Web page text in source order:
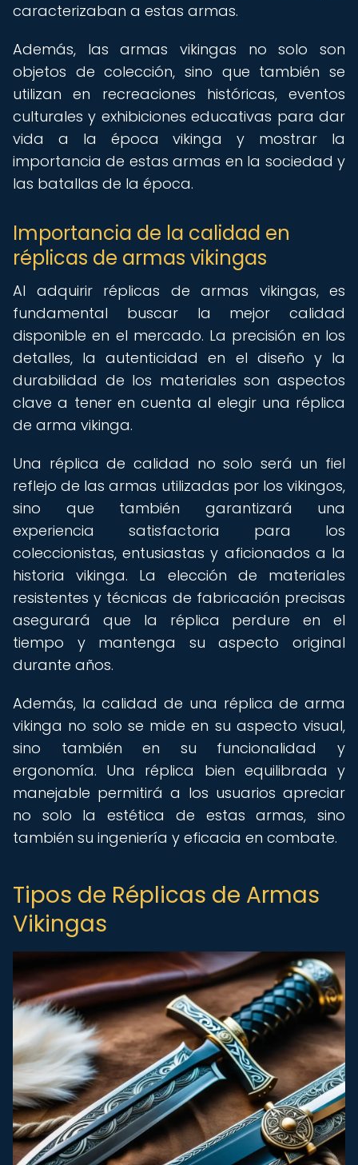
caracterizaban a estas armas.
Además, las armas vikingas no solo son
objetos de colección, sino que también se
utilizan en recreaciones históricas, eventos
culturales y exhibiciones educativas para dar
vida a la época vikinga y mostrar la
importancia de estas armas en la sociedad y
las batallas de la época.
Importancia de la calidad en
réplicas de armas vikingas
Al adquirir réplicas de armas vikingas, es
fundamental buscar la mejor calidad
disponible en el mercado. La precisión en los
detalles, la autenticidad en el diseño y la
durabilidad de los materiales son aspectos
clave a tener en cuenta al elegir una réplica
de arma vikinga.
Una réplica de calidad no solo será un fiel
reflejo de las armas utilizadas por los vikingos,
sino que también garantizará una
experiencia satisfactoria para los
coleccionistas, entusiastas y aficionados a la
historia vikinga. La elección de materiales
resistentes y técnicas de fabricación precisas
asegurará que la réplica perdure en el
tiempo y mantenga su aspecto original
durante años.
Además, la calidad de una réplica de arma
vikinga no solo se mide en su aspecto visual,
sino también en su funcionalidad y
ergonomía. Una réplica bien equilibrada y
manejable permitirá a los usuarios apreciar
no solo la estética de estas armas, sino
también su ingeniería y eficacia en combate.
Tipos de Réplicas de Armas
Vikingas